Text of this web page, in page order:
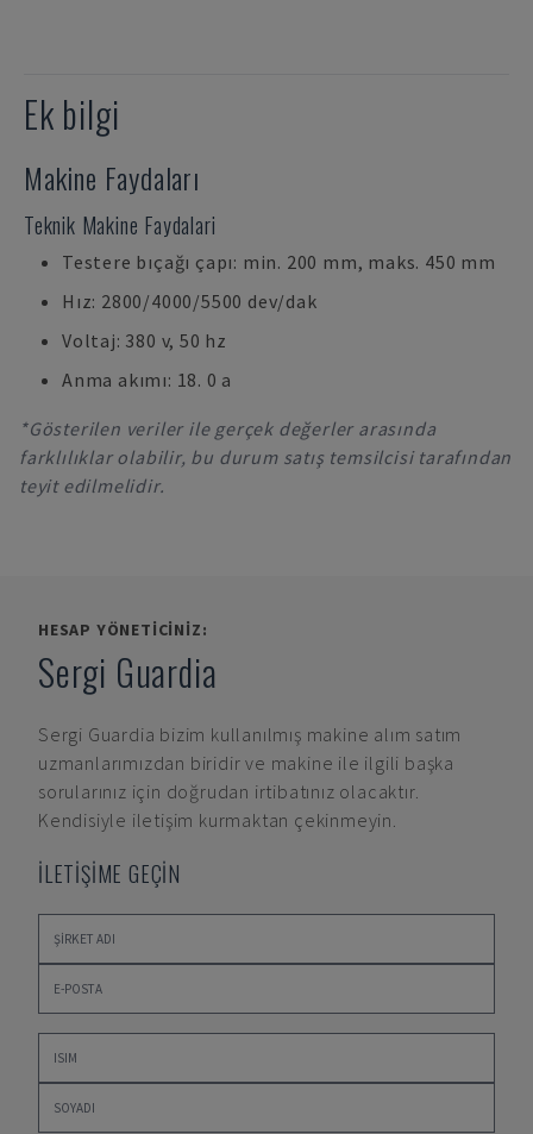
Ek bilgi
Makine Faydaları
Teknik Makine Faydalari
Testere bıçağı çapı: min. 200 mm, maks. 450 mm
Hız: 2800/4000/5500 dev/dak
Voltaj: 380 v, 50 hz
Anma akımı: 18. 0 a
*Gösterilen veriler ile gerçek değerler arasında
farklılıklar olabilir, bu durum satış temsilcisi tarafından
teyit edilmelidir.
HESAP YÖNETICINIZ:
Sergi Guardia
Sergi Guardia bizim kullanılmış makine alım satım
uzmanlarımızdan biridir ve makine ile ilgili başka
sorularınız için doğrudan irtibatınız olacaktır.
Kendisiyle iletişim kurmaktan çekinmeyin.
İLETİŞİME GEÇİN